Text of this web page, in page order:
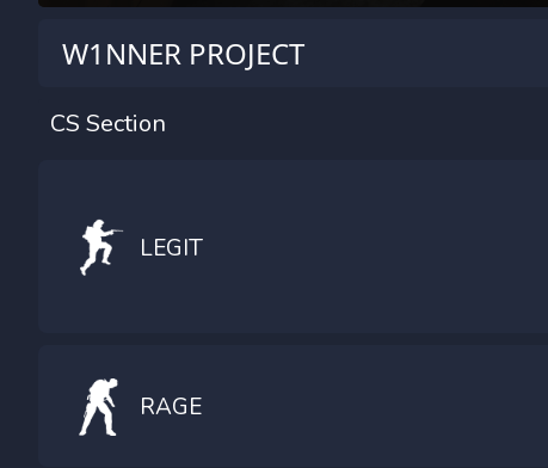
W1NNER PROJECT
CS Section
LEGIT
RAGE